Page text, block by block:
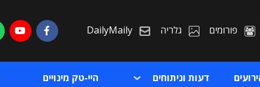
פורומים גלריה DailyMaily
דעות וניתוחים היי-טק מינויים